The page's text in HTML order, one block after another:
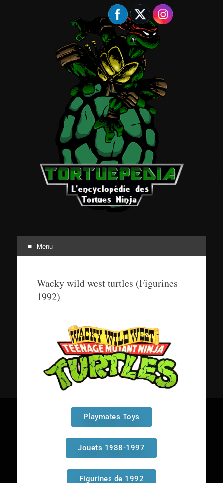
Menu
Wacky wild west turtles (Figurines
1992)
Playmates Toys
Jouets 1988-1997
Figurines de 1992